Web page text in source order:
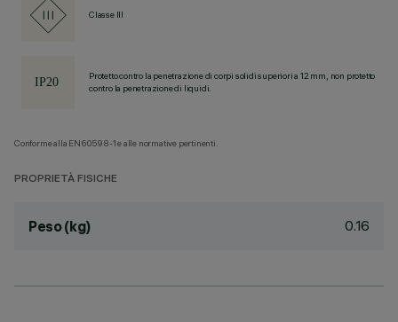
Classe III
Protetto contro la penetrazione di corpi solidi superiori a 12 mm, non protetto
contro la penetrazione di liquidi.
Conforme alla EN60598-1 e alle normative pertinenti.
PROPRIETÀ FISICHE
Peso (kg) 0.16